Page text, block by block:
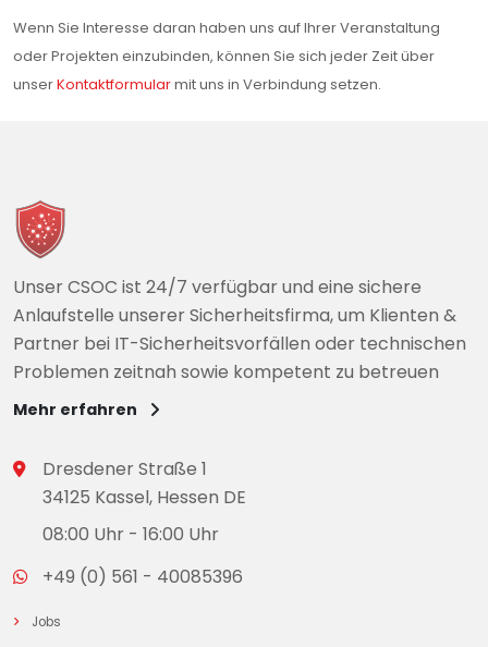
Wenn Sie Interesse daran haben uns auf Ihrer Veranstaltung
oder Projekten einzubinden, können Sie sich jeder Zeit über
unserKontaktformularmit uns in Verbindung setzen.
Unser CSOC ist 24/7 verfügbar und eine sichere
Anlaufstelle unserer Sicherheitsfirma, um Klienten &
Partner bei IT-Sicherheitsvorfällen oder technischen
Problemen zeitnah sowie kompetent zu betreuen
Mehr erfahren
Dresdener Straße 1
34125 Kassel, Hessen DE
08:00 Uhr - 16:00 Uhr
+49 (0) 561 - 40085396
Jobs